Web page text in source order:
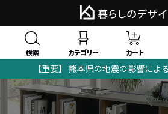
検索 カテゴリー カート
【重要】 熊本県の地震の影響によ